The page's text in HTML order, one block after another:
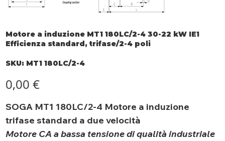
Motore a induzione MT1 180LC/2-4 30-22 kW IE1
Efficienza standard, trifase/2-4 poli
SKU: SKU
MT1
MT1 180LC/2-4
0,00 €
SOGA MT1 180LC/2-4 Motore a induzione
trifase standard a due velocità
Motore CA a bassa tensione di qualità industriale